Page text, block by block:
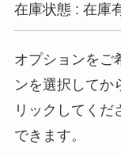
在庫状態 : 在庫
オプションをご
ンを選択してか
リックしてくだ
できます。